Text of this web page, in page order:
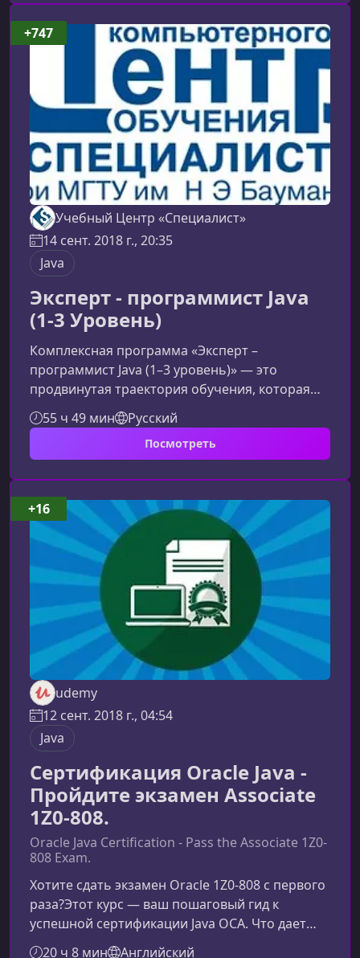
проектами и прохождению первых
собеседований.Чему вы научитесь в ходе
курсаКурс охватывает ключевые аспекты
языка Java и помогает сформировать прочную
теоретическую
Учебный Центр «Специалист»
14 сент. 2018 г., 20:35
Java
Эксперт - программист Java
(1-3 Уровень)
Комплексная программа «Эксперт –
программист Java (1–3 уровень)» — это
продвинутая траектория обучения, которая
формирует полноценные навыки разработки
на Java: от уверенного владения основами до
создания корпоративных приложений. Курс
работодателей, поэтому слушатели выходят на
рынок труда как готовые специалисты уровня
Junior+/Middle.Что включает программа
подготовкиКомплекс состоит из трех
ключевых моду
55 ч 49 мин Русский
Посмотреть
+747
udemy
12 сент. 2018 г., 04:54
Java
Сертификация Oracle Java -
Пройдите экзамен Associate
1Z0-808.
Oracle Java Certification - Pass the Associate 1Z0-
808 Exam.
Хотите сдать экзамен Oracle 1Z0‑808 с первого
раза?Этот курс — ваш пошаговый гид к
успешной сертификации Java OCA. Что дает
сертификация Oracle Java OCAПолучение
20 ч 8 мин Английский
+16